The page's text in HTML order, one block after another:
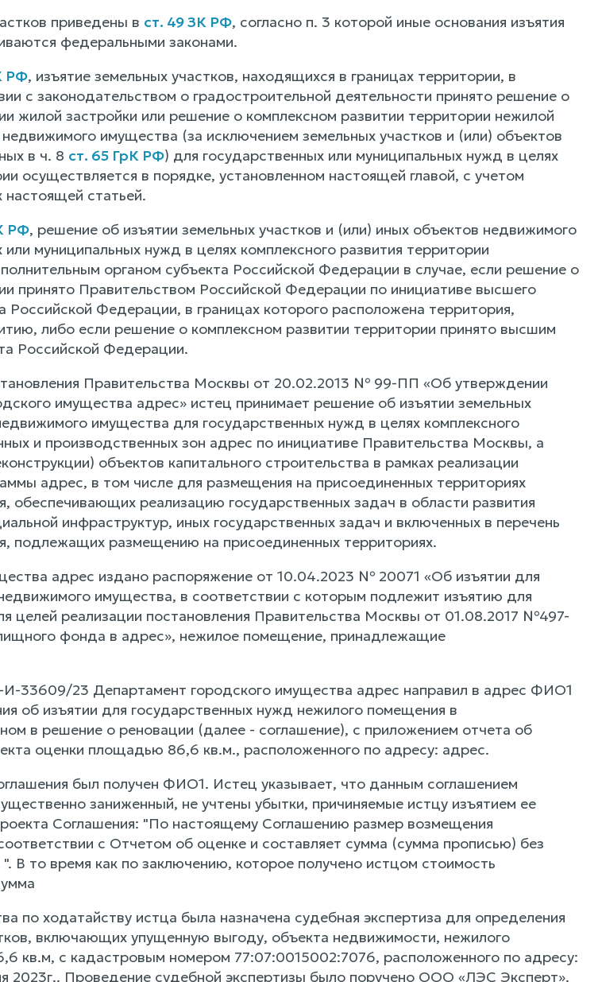
приведены в ст. 49 ЗК РФ, согласно п. 3 которой иные основания изъятия
федеральными законами.
РФ, изъятие земельных участков, находящихся в границах территории, в
с законодательством о градостроительной деятельности принято решение о
жилой застройки или решение о комплексном развитии территории нежилой
имущества (за исключением земельных участков и (или) объектов
в ч. 8 ст. 65 ГрК РФ) для государственных или муниципальных нужд в целях
осуществляется в порядке, установленном настоящей главой, с учетом
статьей.
РФ, решение об изъятии земельных участков и (или) иных объектов недвижимого
муниципальных нужд в целях комплексного развития территории
органом субъекта Российской Федерации в случае, если решение о
принято Правительством Российской Федерации по инициативе высшего
Российской Федерации, в границах которого расположена территория,
либо если решение о комплексном развитии территории принято высшим
Российской Федерации.
Правительства Москвы от 20.02.2013 № 99-ПП «Об утверждении
имущества адрес» истец принимает решение об изъятии земельных
имущества для государственных нужд в целях комплексного
и производственных зон адрес по инициативе Правительства Москвы, а
объектов капитального строительства в рамках реализации
адрес, в том числе для размещения на присоединенных территориях
обеспечивающих реализацию государственных задач в области развития
инфраструктур, иных государственных задач и включенных в перечень
подлежащих размещению на присоединенных территориях.
адрес издано распоряжение от 10.04.2023 № 20071 «Об изъятии для
имущества, в соответствии с которым подлежит изъятию для
целей реализации постановления Правительства Москвы от 01.08.2017 №497-
фонда в адрес», нежилое помещение, принадлежащие
33609/23 Департамент городского имущества адрес направил в адрес ФИО1
об изъятии для государственных нужд нежилого помещения в
в решение о реновации (далее - соглашение), с приложением отчета об
оценки площадью 86,6 кв.м., расположенного по адресу: адрес.
был получен ФИО1. Истец указывает, что данным соглашением
заниженный, не учтены убытки, причиняемые истцу изъятием ее
Соглашения: "По настоящему Соглашению размер возмещения
с Отчетом об оценке и составляет сумма (сумма прописью) без
то время как по заключению, которое получено истцом стоимость
по ходатайству истца была назначена судебная экспертиза для определения
включающих упущенную выгоду, объекта недвижимости, нежилого
кв.м, с кадастровым номером 77:07:0015002:7076, расположенного по адресу:
2023г.. Проведение судебной экспертизы было поручено ООО «ЛЭС Эксперт».